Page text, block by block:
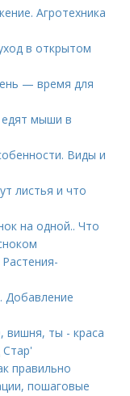
Агротехника
в открытом
— время для
мыши в
Виды и
листья и что
на одной.. Что
Добавление
вишня, ты - краса
правильно
пошаговые